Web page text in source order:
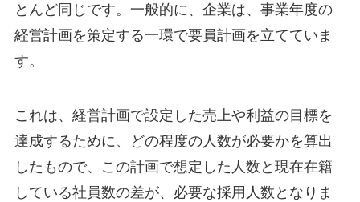
とんど同じです。一般的に、企業は、事業年度の
経営計画を策定する一環で要員計画を立てていま
す。
これは、経営計画で設定した売上や利益の目標を
達成するために、どの程度の人数が必要かを算出
したもので、この計画で想定した人数と現在在籍
している社員数の差が、必要な採用人数となりま